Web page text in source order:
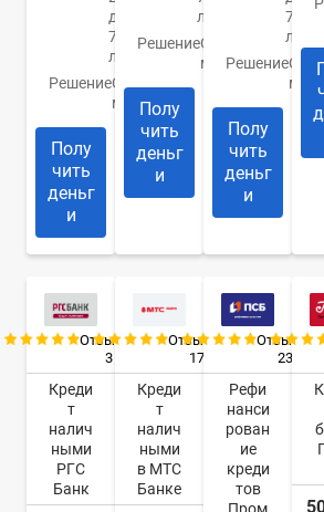
до
70
лет
РешениеОт 1
минуты
Полу
чить
деньг
и
лет
РешениеОт 30
минут
Полу
чить
деньг
и
70
лет
РешениеОт
минут
Полу
чить
деньг
и
Отзывы:
3
Креди
т
налич
ными
РГС
Банк
Отзывы:
17
Креди
т
налич
ными
в МТС
Банке
Отзывы:
23
Рефи
нанси
рован
ие
креди
тов